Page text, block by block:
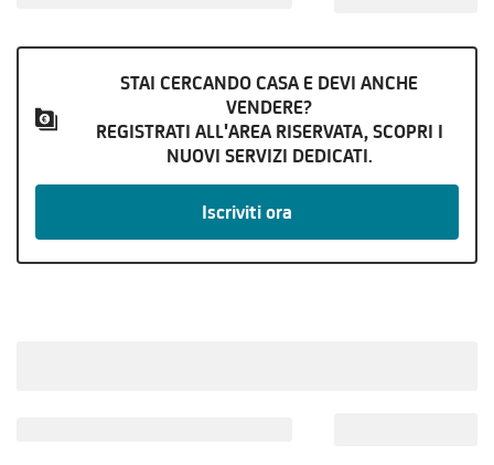
STAI CERCANDO CASA E DEVI ANCHE
VENDERE?
REGISTRATI ALL'AREA RISERVATA, SCOPRI I
NUOVI SERVIZI DEDICATI.
Iscriviti ora